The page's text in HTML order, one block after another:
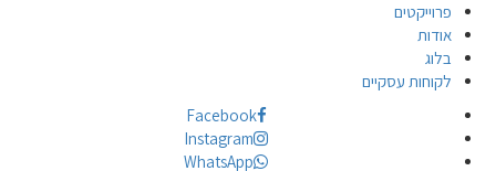
פרוייקטים
אודות
בלוג
לקוחות עסקיים
Facebook
Instagram
WhatsApp